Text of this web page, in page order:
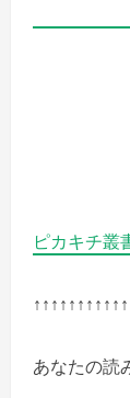
ピカキチ叢
あなたの読